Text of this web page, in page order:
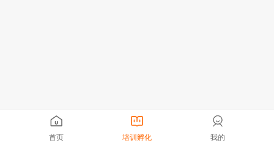
首页 培训孵化 我的